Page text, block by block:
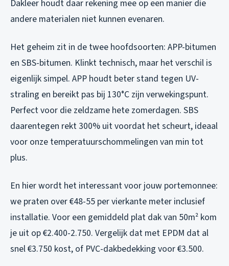
Dakleer houdt daar rekening mee op een manier die
andere materialen niet kunnen evenaren.
Het geheim zit in de twee hoofdsoorten: APP-bitumen
en SBS-bitumen. Klinkt technisch, maar het verschil is
eigenlijk simpel. APP houdt beter stand tegen UV-
straling en bereikt pas bij 130°C zijn verwekingspunt.
Perfect voor die zeldzame hete zomerdagen. SBS
daarentegen rekt 300% uit voordat het scheurt, ideaal
voor onze temperatuurschommelingen van min tot
plus.
En hier wordt het interessant voor jouw portemonnee:
we praten over €48-55 per vierkante meter inclusief
installatie. Voor een gemiddeld plat dak van 50m² kom
je uit op €2.400-2.750. Vergelijk dat met EPDM dat al
snel €3.750 kost, of PVC-dakbedekking voor €3.500.